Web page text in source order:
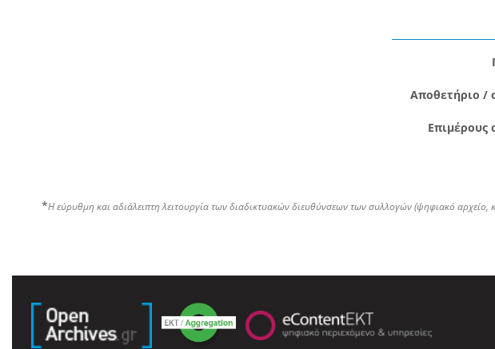
Αποθετήριο /
Επιμέρους
*Η εύρυθμη και αδιάλειπτη λειτουργία των διαδικτυακών διευθύνσεων των συλλογών (ψηφιακό